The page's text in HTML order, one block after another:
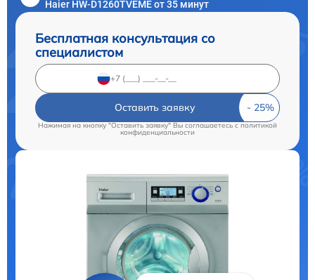
Haier HW-D1260TVEME от 35 минут
Бесплатная консультация со
специалистом
Оставить заявку
Нажимая на кнопку "Оставить заявку" Вы соглашаетесь cполитикой
конфиденциальности